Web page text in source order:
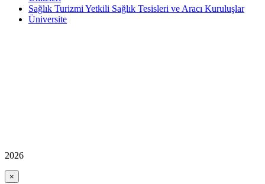
Sağlık Turizmi Yetkili Sağlık Tesisleri ve Aracı Kuruluşlar
Üniversite
2026
×